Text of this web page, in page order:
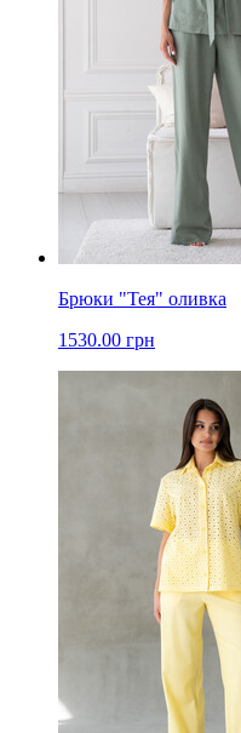
Брюки "Тея" оливка
1530.00 грн